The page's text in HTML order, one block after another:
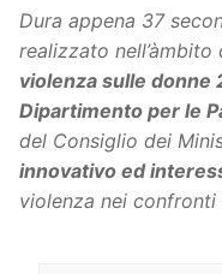
Dura appena 37
realizzato nell’àmbito
violenza sulle donne
Dipartimento per le
del Consiglio dei
innovativo ed
violenza nei confronti